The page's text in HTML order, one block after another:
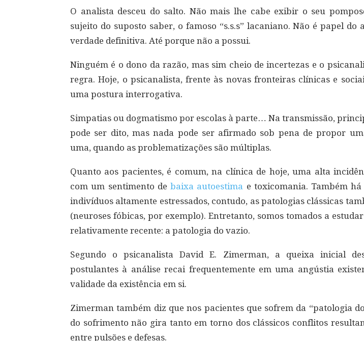
O analista desceu do salto. Não mais lhe cabe exibir o seu
sujeito do suposto saber, o famoso “s.s.s” lacaniano. Não é papel do
verdade definitiva. Até porque não a possui.
Ninguém é o dono da razão, mas sim cheio de incertezas e o
regra. Hoje, o psicanalista, frente às novas fronteiras clínicas e
uma postura interrogativa.
Simpatias ou dogmatismo por escolas à parte… Na transmissão,
pode ser dito, mas nada pode ser afirmado sob pena de propor
uma, quando as problematizações são múltiplas.
Quanto aos pacientes, é comum, na clínica de hoje, uma alta
com um sentimento de baixa autoestima e toxicomania. Também
indivíduos altamente estressados, contudo, as patologias clássicas
(neuroses fóbicas, por exemplo). Entretanto, somos tomados a
relativamente recente: a patologia do vazio.
Segundo o psicanalista David E. Zimerman, a queixa inicial
postulantes à análise recai frequentemente em uma angústia
validade da existência em si.
Zimerman também diz que nos pacientes que sofrem da “patologia
do sofrimento não gira tanto em torno dos clássicos conflitos
entre pulsões e defesas.